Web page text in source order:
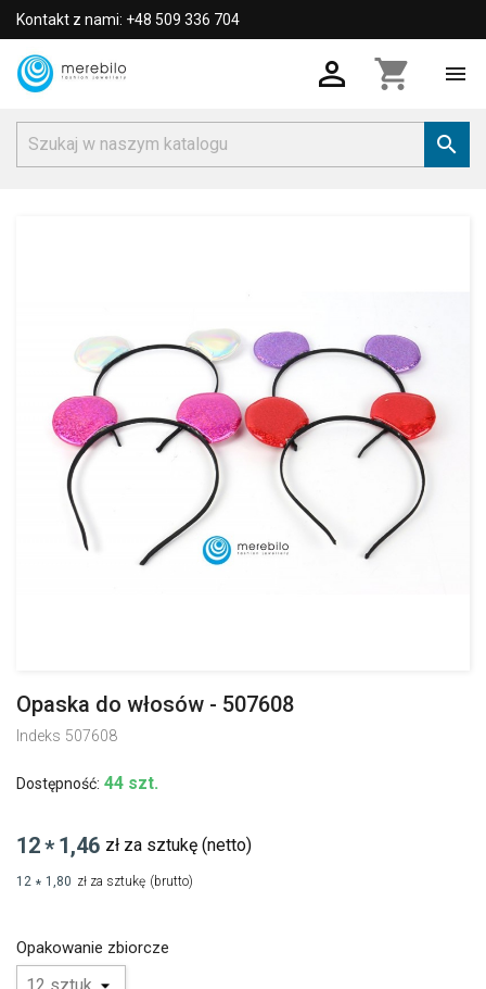
Kontakt z nami: +48 509 336 704
 shopping_cart 

Opaska do włosów - 507608
Indeks 507608
Dostępność: 44 szt.
12* 1,46 zł za sztukę (netto)
12 * 1,80 zł za sztukę (brutto)
Opakowanie zbiorcze